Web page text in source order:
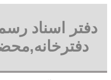
دفتر اسناد